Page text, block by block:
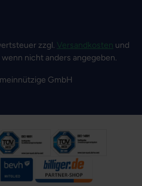
zzgl. Versandkosten und
nicht anders angegeben.
GmbH